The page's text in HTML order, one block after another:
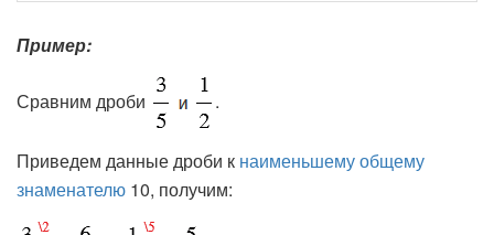
Пример:
Сравним дроби .
Приведем данные дроби к наименьшему общему
знаменателю 10, получим: